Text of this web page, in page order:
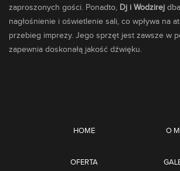
zaproszonych gości. Ponadto, Dj i Wodzirej
nagłośnienie i oświetlenie sali, co wpływa na
przebieg imprezy. Jego sprzęt jest zawsze w
zapewnia doskonałą jakość dźwięku.
HOME O
OFERTA